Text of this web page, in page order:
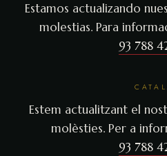
Estamos actualizando
molestias. Para
93 788
Estem actualitzant el
molèsties. Per a
93 788